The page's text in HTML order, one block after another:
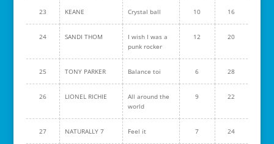
23 KEANE Crystal ball 10 16
24 SANDI THOM
I wish I was a
punk rocker
12 20
25 TONY PARKER Balance toi 6 28
26 LIONEL RICHIE
All around the
world
9 22
27 NATURALLY 7 Feel it 7 24